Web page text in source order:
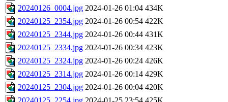
20240126_0004.jpg 2024-01-26 01:04 434K
20240125_2354.jpg 2024-01-26 00:54 422K
20240125_2344.jpg 2024-01-26 00:44 431K
20240125_2334.jpg 2024-01-26 00:34 423K
20240125_2324.jpg 2024-01-26 00:24 426K
20240125_2314.jpg 2024-01-26 00:14 429K
20240125_2304.jpg 2024-01-26 00:04 420K